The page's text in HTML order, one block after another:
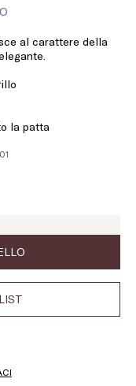
al carattere della
la patta